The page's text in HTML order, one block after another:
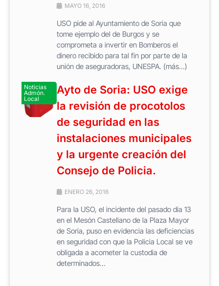
MAYO 16, 2016
USO pide al Ayuntamiento de Soria que
tome ejemplo del de Burgos y se
comprometa a invertir en Bomberos el
dinero recibido para tal fin por parte de la
unión de aseguradoras, UNESPA. (más…)
Noticias
Admón.
Local
Ayto de Soria: USO exige
la revisión de procotolos
de seguridad en las
instalaciones municipales
y la urgente creación del
Consejo de Policia.
ENERO 26, 2016
Para la USO, el incidente del pasado dia 13
en el Mesón Castellano de la Plaza Mayor
de Soria, puso en evidencia las deficiencias
en seguridad con que la Policia Local se ve
obligada a acometer la custodia de
determinados...